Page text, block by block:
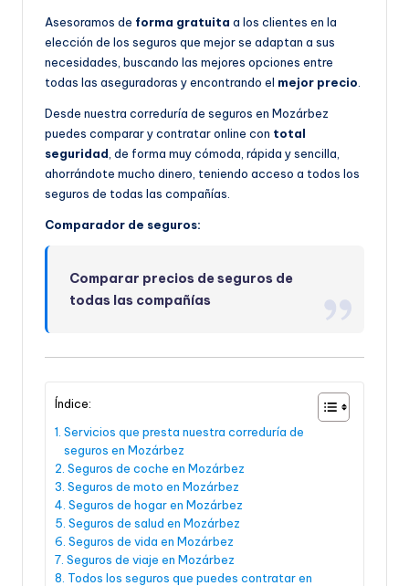
Asesoramos de forma gratuita a los clientes en la
elección de los seguros que mejor se adaptan a sus
necesidades, buscando las mejores opciones entre
todas las aseguradoras y encontrando el mejor precio.
Desde nuestra correduría de seguros en Mozárbez
puedes comparar y contratar online con total
seguridad, de forma muy cómoda, rápida y sencilla,
ahorrándote mucho dinero, teniendo acceso a todos los
seguros de todas las compañías.
Comparador de seguros:
Comparar precios de seguros de
todas las compañías
Índice:
Servicios que presta nuestra correduría de
seguros en Mozárbez
Seguros de coche en Mozárbez
Seguros de moto en Mozárbez
Seguros de hogar en Mozárbez
Seguros de salud en Mozárbez
Seguros de vida en Mozárbez
Seguros de viaje en Mozárbez
Todos los seguros que puedes contratar en